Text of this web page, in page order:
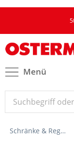
Menü
Schränke & Regale